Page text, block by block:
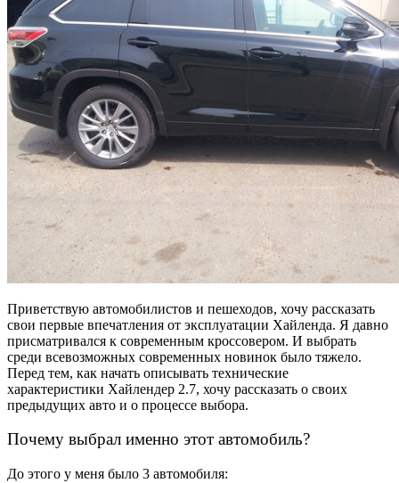
Приветствую автомобилистов и пешеходов, хочу рассказать
свои первые впечатления от эксплуатации Хайленда. Я давно
присматривался к современным кроссовером. И выбрать
среди всевозможных современных новинок было тяжело.
Перед тем, как начать описывать технические
характеристики Хайлендер 2.7, хочу рассказать о своих
предыдущих авто и о процессе выбора.
Почему выбрал именно этот автомобиль?
До этого у меня было 3 автомобиля: